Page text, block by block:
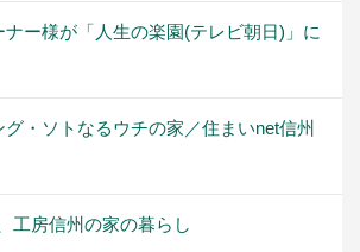
ー様が「人生の楽園(テレビ朝日)」に
・ソトなるウチの家／住まいnet信州
工房信州の家の暮らし